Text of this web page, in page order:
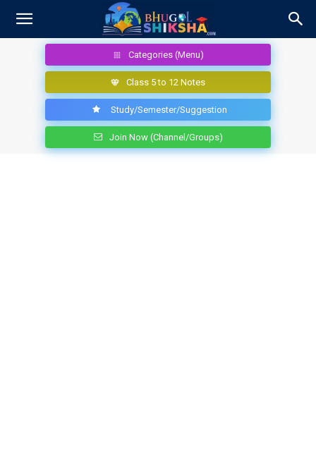
Categories (Menu)
Class 5 to 12 Notes
Study/Semester/Suggestion
Join Now (Channel/Groups)